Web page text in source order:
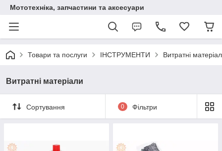
Мототехніка, запчастини та аксесуари
Товари та послуги ІНСТРУМЕНТИ Витратні
Витратні матеріали
Сортування 0 Фільтри